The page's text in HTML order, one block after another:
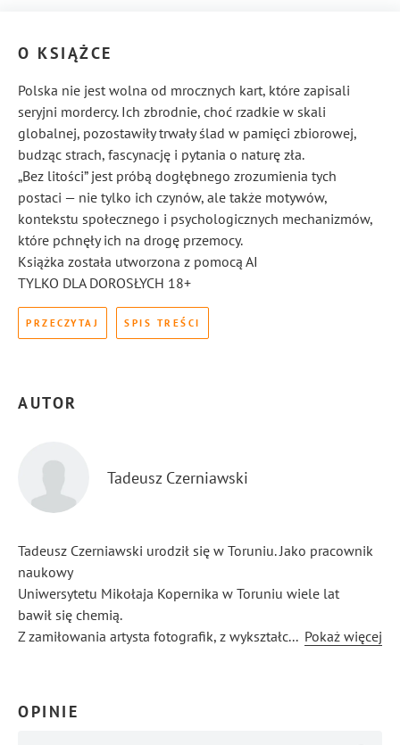
O KSIĄŻCE
Polska nie jest wolna od mrocznych kart, które zapisali
seryjni mordercy. Ich zbrodnie, choć rzadkie w skali
globalnej, pozostawiły trwały ślad w pamięci zbiorowej,
budząc strach, fascynację i pytania o naturę zła.
„Bez litości” jest próbą dogłębnego zrozumienia tych
postaci — nie tylko ich czynów, ale także motywów,
kontekstu społecznego i psychologicznych mechanizmów,
które pchnęły ich na drogę przemocy.
Książka została utworzona z pomocą AI
TYLKO DLA DOROSŁYCH 18+
PRZECZYTAJ SPIS TREŚCI
AUTOR
Tadeusz Czerniawski
Tadeusz Czerniawski urodził się w Toruniu. Jako pracownik
naukowy
Uniwersytetu Mikołaja Kopernika w Toruniu wiele lat
bawił się chemią.
Z zamiłowania artysta fotografik, z wykształcenia skrzypek.
... Pokaż więcej
OPINIE